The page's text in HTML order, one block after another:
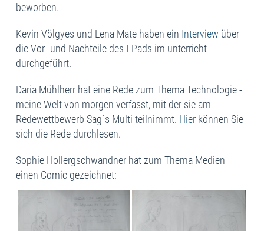
beworben.
Kevin Völgyes und Lena Mate haben ein Interview über
die Vor- und Nachteile des I-Pads im unterricht
durchgeführt.
Daria Mühlherr hat eine Rede zum Thema Technologie -
meine Welt von morgen verfasst, mit der sie am
Redewettbewerb Sag´s Multi teilnimmt. Hierkönnen Sie
sich die Rede durchlesen.
Sophie Hollergschwandner hat zum Thema Medien
einen Comic gezeichnet: